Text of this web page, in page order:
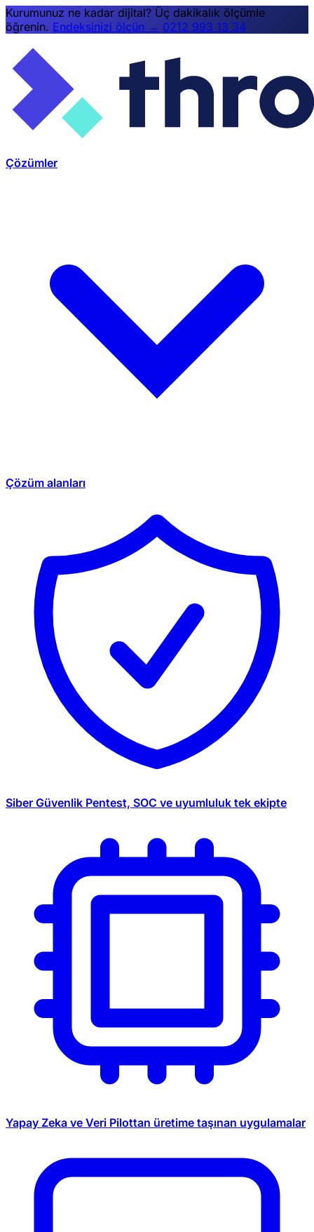
Kurumunuz ne kadar dijital? Üç dakikalık ölçümle
öğrenin. Endeksinizi ölçün → 0212 993 13 34
Çözümler
Çözüm alanları
Siber Güvenlik Pentest, SOC ve uyumluluk tek ekipte
Yapay Zeka ve Veri Pilottan üretime taşınan uygulamalar